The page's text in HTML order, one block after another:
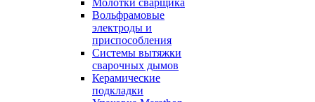
Молотки сварщика
Вольфрамовые
электроды и
приспособления
Системы вытяжки
сварочных дымов
Керамические
подкладки